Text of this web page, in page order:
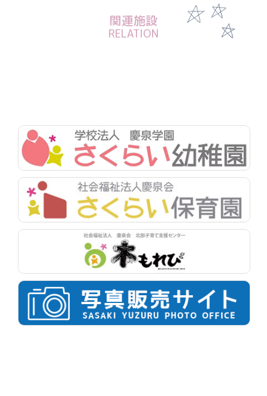
関連施設
RELATION